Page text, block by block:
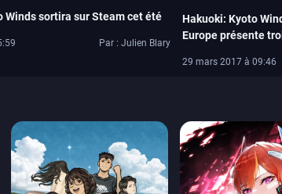
Winds sortira sur Steam cet été
Par : Julien Blary
Hakuoki: Kyoto
Europe présente
29 mars 2017 à 09:46